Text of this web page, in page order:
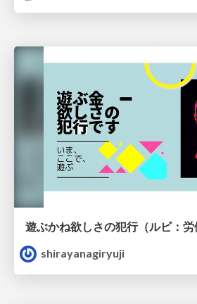
遊ぶかね欲しさの犯行（ルビ：
shirayanagiryuji